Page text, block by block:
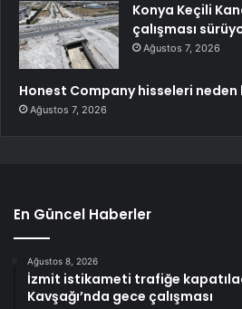
Konya Keçili
çalışması
Ağustos 7, 2026
Honest Company hisseleri
Ağustos 7, 2026
En Güncel Haberler
Ağustos 8, 2026
İzmit istikameti trafiğe
Kavşağı’nda gece çalışması